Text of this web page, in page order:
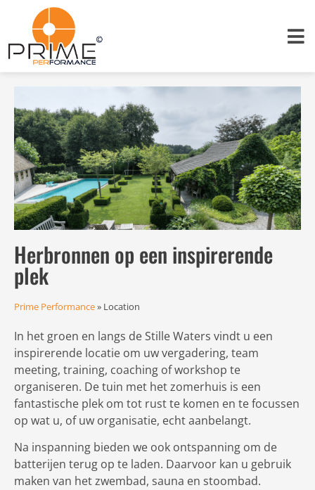
Herbronnen op een inspirerende
plek
Prime Performance» Location
In het groen en langs de Stille Waters vindt u een
inspirerende locatie om uw vergadering, team
meeting, training, coaching of workshop te
organiseren. De tuin met het zomerhuis is een
fantastische plek om tot rust te komen en te focussen
op wat u, of uw organisatie, echt aanbelangt.
Na inspanning bieden we ook ontspanning om de
batterijen terug op te laden. Daarvoor kan u gebruik
maken van het zwembad, sauna en stoombad.